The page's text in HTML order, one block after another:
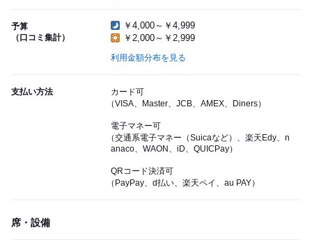
予算
（口コミ集計）
￥4,000～￥4,999
￥2,000～￥2,999
利用金額分布を見る
支払い方法
カード可
（VISA、Master、JCB、AMEX、Diners）
電子マネー可
（交通系電子マネー（Suicaなど）、楽天Edy、n
anaco、WAON、iD、QUICPay）
QRコード決済可
（PayPay、d払い、楽天ペイ、au PAY）
席・設備